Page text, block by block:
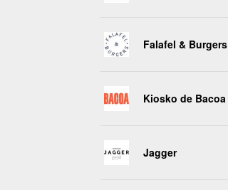
Falafel & Burgers
Kiosko de Bacoa
Jagger